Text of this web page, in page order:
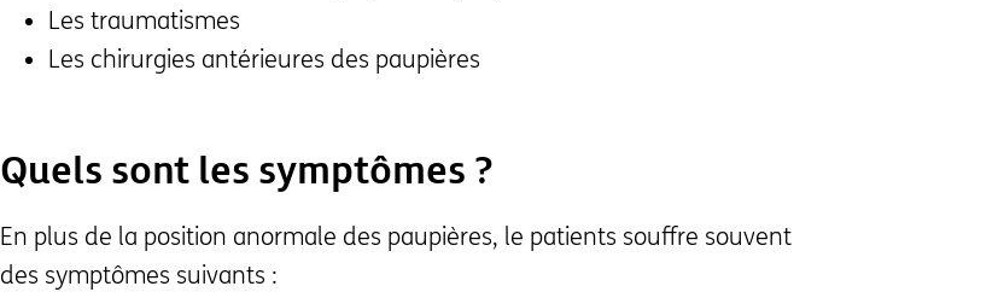
Les traumatismes
Les chirurgies antérieures des paupières
Quels sont les symptômes ?
En plus de la position anormale des paupières, le patients souffre souvent
des symptômes suivants :